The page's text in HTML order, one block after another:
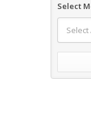
Select